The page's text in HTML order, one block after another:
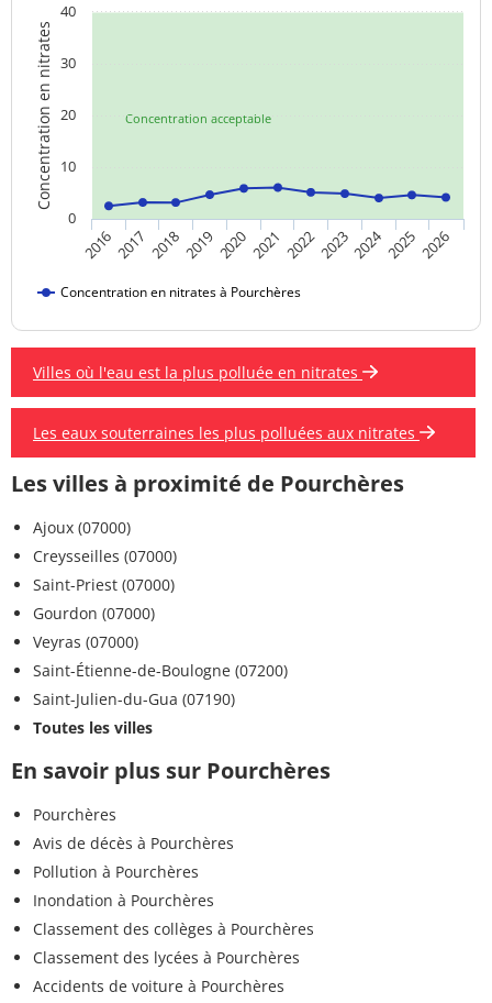
Concentration acceptable
Concentration en nitrates
Concentration en nitrates à Pourchères
20162017 2018201920202021 20222023202420252026
0
10
20
30
40
Villes où l'eau est la plus polluée en nitrates
Les eaux souterraines les plus polluées aux nitrates
Les villes à proximité de Pourchères
Ajoux (07000)
Creysseilles (07000)
Saint-Priest (07000)
Gourdon (07000)
Veyras (07000)
Saint-Étienne-de-Boulogne (07200)
Saint-Julien-du-Gua (07190)
Toutes les villes
En savoir plus sur Pourchères
Pourchères
Avis de décès à Pourchères
Pollution à Pourchères
Inondation à Pourchères
Classement des collèges à Pourchères
Classement des lycées à Pourchères
Accidents de voiture à Pourchères